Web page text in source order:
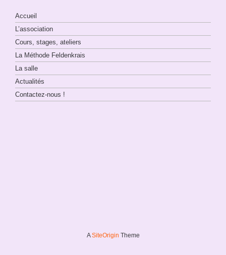
Accueil
L’association
Cours, stages, ateliers
La Méthode Feldenkrais
La salle
Actualités
Contactez-nous !
ASiteOrigin Theme